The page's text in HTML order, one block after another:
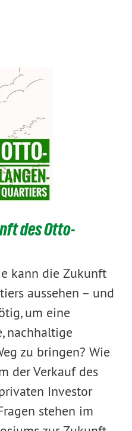
des Otto-
kann die Zukunft
aussehen – und
um eine
nachhaltige
zu bringen? Wie
der Verkauf des
Investor
stehen im